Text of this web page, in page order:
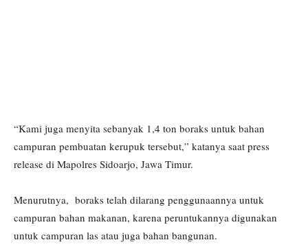
“Kami juga menyita sebanyak 1,4 ton boraks untuk bahan
campuran pembuatan kerupuk tersebut,” katanya saat press
release di Mapolres Sidoarjo, Jawa Timur.
Menurutnya, boraks telah dilarang penggunaannya untuk
campuran bahan makanan, karena peruntukannya digunakan
untuk campuran las atau juga bahan bangunan.